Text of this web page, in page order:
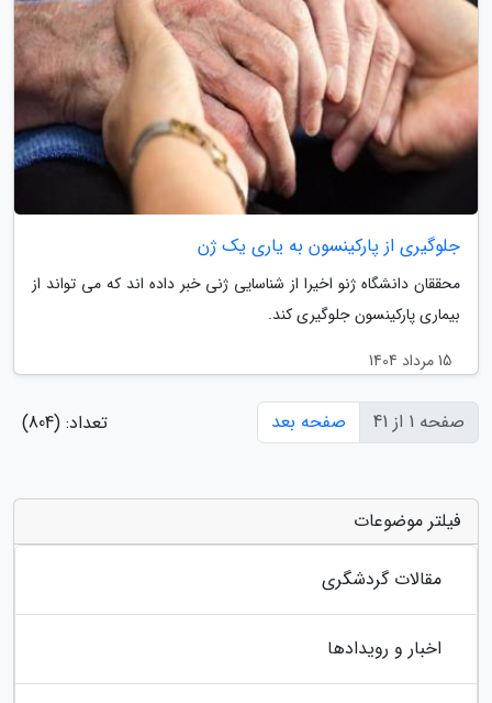
جلوگیری از پارکینسون به یاری یک ژن
محققان دانشگاه ژنو اخیرا از شناسایی ژنی خبر داده اند که می تواند از
بیماری پارکینسون جلوگیری کند.
15 مرداد 1404
صفحه 1 از 41 صفحه بعد تعداد: (804)
فیلتر موضوعات
مقالات گردشگری
اخبار و رویدادها